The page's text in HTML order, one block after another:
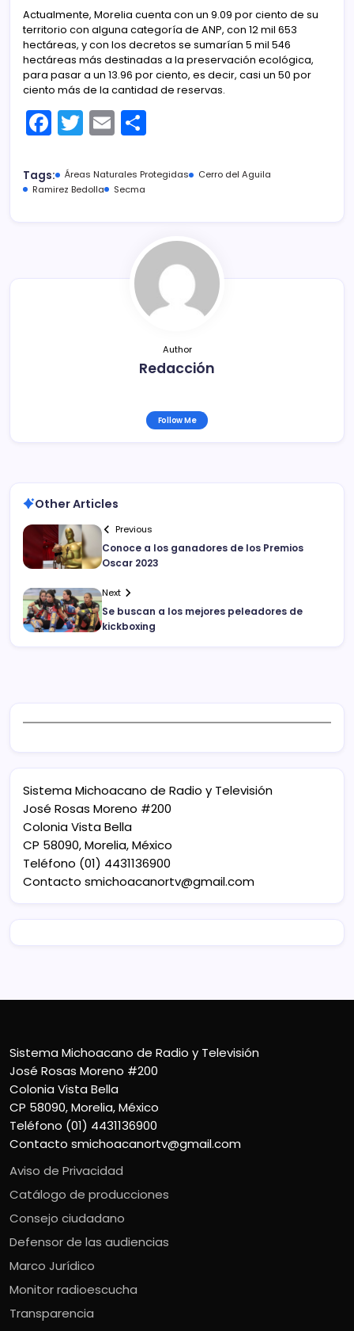
Actualmente, Morelia cuenta con un 9.09 por ciento de su
territorio con alguna categoría de ANP, con 12 mil 653
hectáreas, y con los decretos se sumarían 5 mil 546
hectáreas más destinadas a la preservación ecológica,
para pasar a un 13.96 por ciento, es decir, casi un 50 por
ciento más de la cantidad de reservas.
F
a
c
e
T
w
itt
er
E
m
ai
l
m
tir
Tags: Áreas Naturales Protegidas
Cerro del Aguila
Ramirez Bedolla
Secma
Author
Redacción
Follow Me
Other Articles
Previous
Conoce a los ganadores de los Premios
Oscar 2023
Next
Se buscan a los mejores peleadores de
kickboxing
Sistema Michoacano de Radio y Televisión
José Rosas Moreno #200
Colonia Vista Bella
CP 58090, Morelia, México
Teléfono (01) 4431136900
Contacto smichoacanortv@gmail.com
Sistema Michoacano de Radio y Televisión
José Rosas Moreno #200
Colonia Vista Bella
CP 58090, Morelia, México
Teléfono (01) 4431136900
Contacto smichoacanortv@gmail.com
Aviso de Privacidad
Catálogo de producciones
Consejo ciudadano
Defensor de las audiencias
Marco Jurídico
Monitor radioescucha
Transparencia